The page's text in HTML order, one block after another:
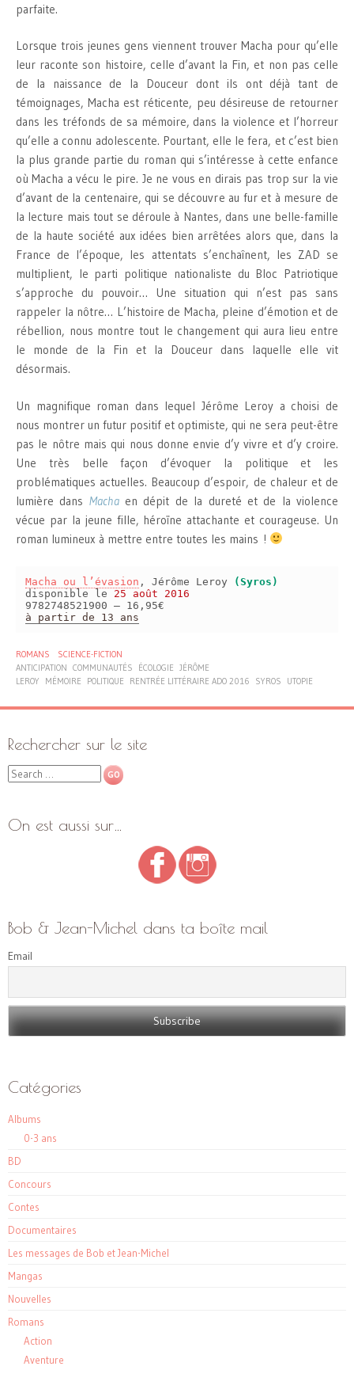
parfaite.
Lorsque trois jeunes gens viennent trouver Macha pour qu’elle
leur raconte son histoire, celle d’avant la Fin, et non pas celle
de la naissance de la Douceur dont ils ont déjà tant de
témoignages, Macha est réticente, peu désireuse de retourner
dans les tréfonds de sa mémoire, dans la violence et l’horreur
qu’elle a connu adolescente. Pourtant, elle le fera, et c’est bien
la plus grande partie du roman qui s’intéresse à cette enfance
où Macha a vécu le pire. Je ne vous en dirais pas trop sur la vie
d’avant de la centenaire, qui se découvre au fur et à mesure de
la lecture mais tout se déroule à Nantes, dans une belle-famille
de la haute société aux idées bien arrêtées alors que, dans la
France de l’époque, les attentats s’enchaînent, les ZAD se
multiplient, le parti politique nationaliste du Bloc Patriotique
s’approche du pouvoir… Une situation qui n’est pas sans
rappeler la nôtre… L’histoire de Macha, pleine d’émotion et de
rébellion, nous montre tout le changement qui aura lieu entre
le monde de la Fin et la Douceur dans laquelle elle vit
désormais.
Un magnifique roman dans lequel Jérôme Leroy a choisi de
nous montrer un futur positif et optimiste, qui ne sera peut-être
pas le nôtre mais qui nous donne envie d’y vivre et d’y croire.
Une très belle façon d’évoquer la politique et les
problématiques actuelles. Beaucoup d’espoir, de chaleur et de
lumière dans Machaen dépit de la dureté et de la violence
vécue par la jeune fille, héroïne attachante et courageuse. Un
roman lumineux à mettre entre toutes les mains !
Macha ou l’évasion , Jérôme Leroy
(Syros)
disponible le 25 août 2016
9782748521900 – 16,95€
à partir de 13 ans
ROMANS
SCIENCE-FICTION
ANTICIPATION COMMUNAUTÉS ÉCOLOGIE JÉRÔME
LEROY
MÉMOIRE POLITIQUE RENTRÉE LITTÉRAIRE ADO 2016 SYROS UTOPIE
Rechercher sur le site
Search
On est aussi sur…
Bob & Jean-Michel dans ta boîte mail
Email
Catégories
Albums
0-3 ans
BD
Concours
Contes
Documentaires
Les messages de Bob et Jean-Michel
Mangas
Nouvelles
Romans
Action
Aventure